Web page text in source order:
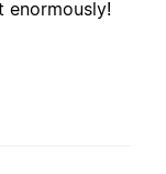
enormously!